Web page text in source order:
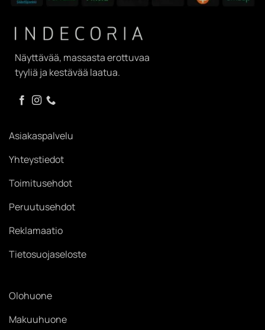
Näyttävää, massasta erottuvaa
tyyliä ja kestävää laatua.
Asiakaspalvelu
Yhteystiedot
Toimitusehdot
Peruutusehdot
Reklamaatio
Tietosuojaseloste
Olohuone
Makuuhuone